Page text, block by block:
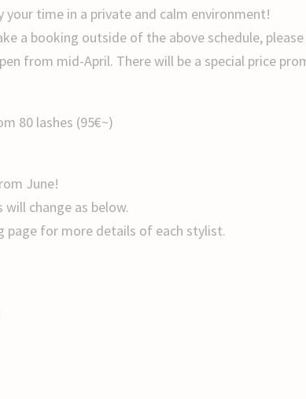
your time in a private and calm environment!
a booking outside of the above schedule,
from mid-April. There will be a special price
80 lashes (95€~)
June!
will change as below.
page for more details of each stylist.